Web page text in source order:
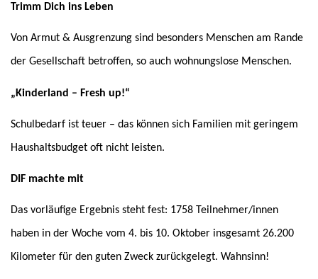
Trimm Dich ins Leben
Von Armut & Ausgrenzung sind besonders Menschen am Rande
der Gesellschaft betroffen, so auch wohnungslose Menschen.
„Kinderland – Fresh up!“
Schulbedarf ist teuer – das können sich Familien mit geringem
Haushaltsbudget oft nicht leisten.
DIF machte mit
Das vorläufige Ergebnis steht fest: 1758 Teilnehmer/innen
haben in der Woche vom 4. bis 10. Oktober insgesamt 26.200
Kilometer für den guten Zweck zurückgelegt. Wahnsinn!